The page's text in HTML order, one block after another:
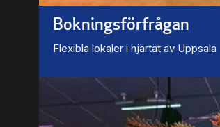
Bokningsförfrågan
Flexibla lokaler i hjärtat av Uppsala